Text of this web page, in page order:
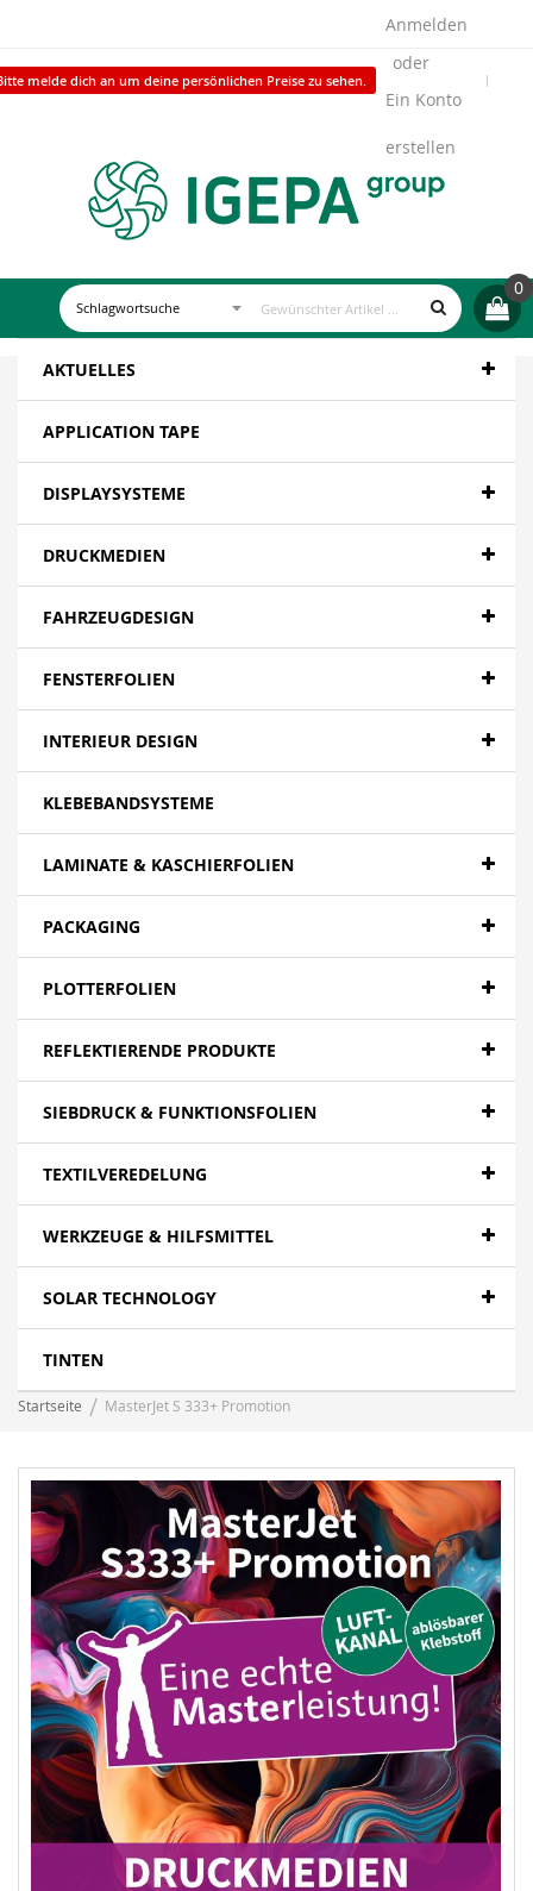
melde dich an um deine persönlichen Preise zu sehen.
Anmelden
Ein Konto
erstellen
0
AKTUELLES
APPLICATION TAPE
DISPLAYSYSTEME
DRUCKMEDIEN
FAHRZEUGDESIGN
FENSTERFOLIEN
INTERIEUR DESIGN
KLEBEBANDSYSTEME
LAMINATE & KASCHIERFOLIEN
PACKAGING
PLOTTERFOLIEN
REFLEKTIERENDE PRODUKTE
SIEBDRUCK & FUNKTIONSFOLIEN
TEXTILVEREDELUNG
WERKZEUGE & HILFSMITTEL
SOLAR TECHNOLOGY
TINTEN
Startseite MasterJet S 333+ Promotion